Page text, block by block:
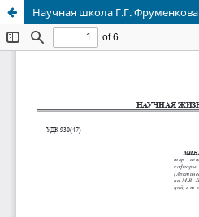
Научная школа Г.Г. Фруменкова